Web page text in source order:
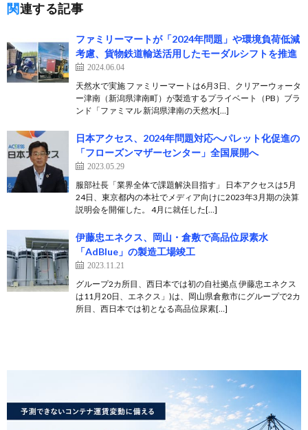
関連する記事
ファミリーマートが「2024年問題」や環境負荷低減
考慮、貨物鉄道輸送活用したモーダルシフトを推進
2024.06.04
天然水で実施 ファミリーマートは6月3日、クリアーウォータ
ー津南（新潟県津南町）が製造するプライベート（PB）ブラ
ンド「ファミマル 新潟県津南の天然水[…]
日本アクセス、2024年問題対応へパレット化促進の
「フローズンマザーセンター」全国展開へ
2023.05.29
服部社長「業界全体で課題解決目指す」 日本アクセスは5月
24日、東京都内の本社でメディア向けに2023年3月期の決算
説明会を開催した。 4月に就任した[…]
伊藤忠エネクス、岡山・倉敷で高品位尿素水
「AdBlue」の製造工場竣工
2023.11.21
グループ2カ所目、西日本では初の自社拠点 伊藤忠エネクス
は11月20日、エネクス」)は、岡山県倉敷市にグループで2カ
所目、西日本では初となる高品位尿素[…]